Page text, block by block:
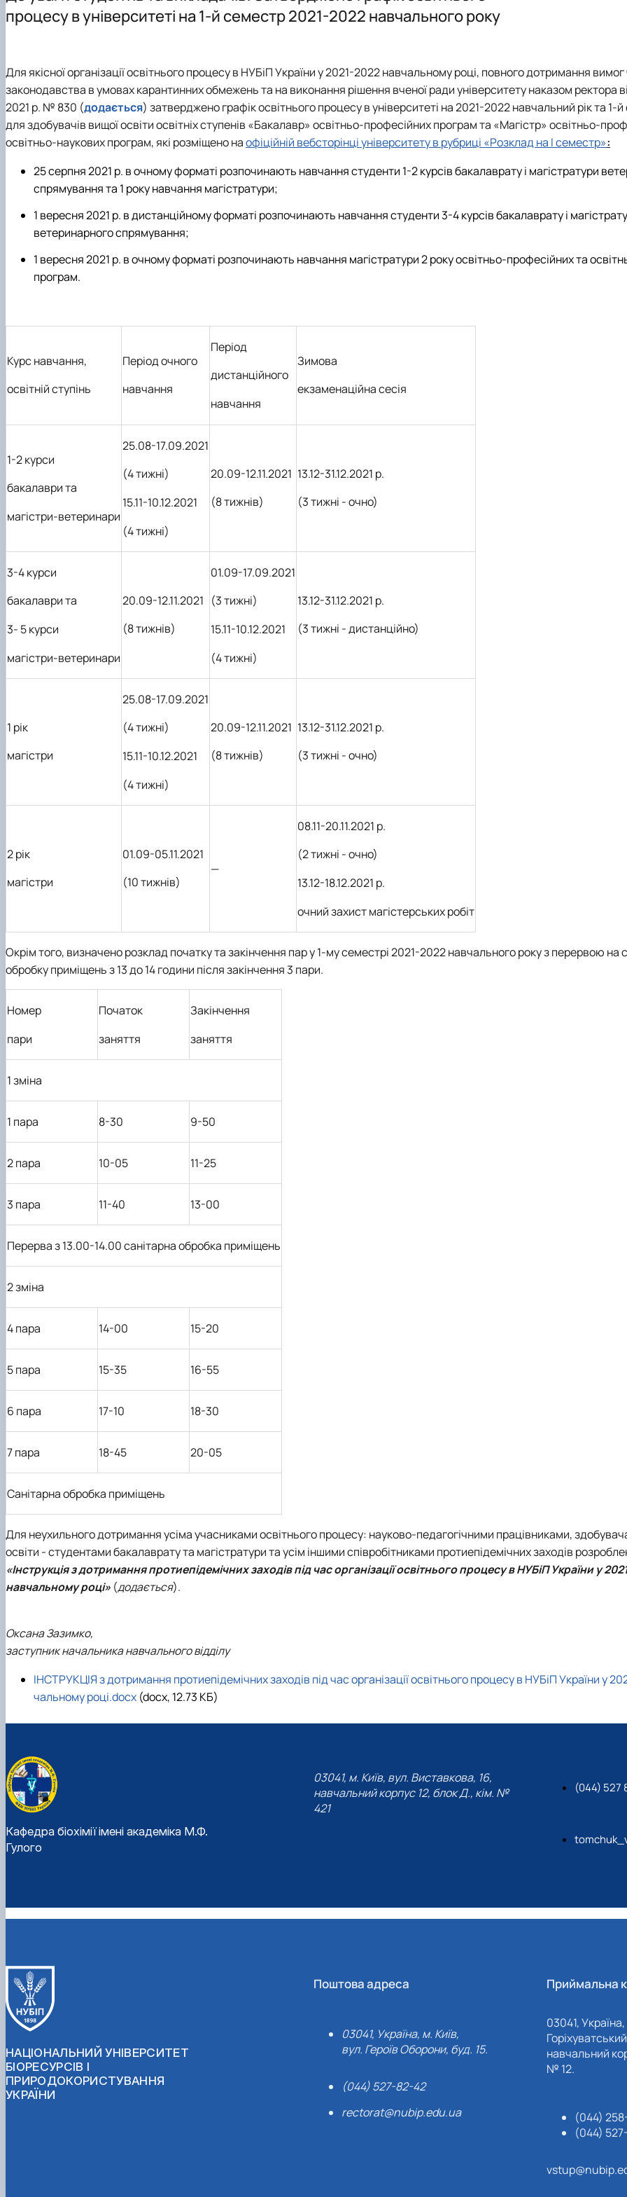
Міжкафедральна навчально-наукова лабораторія ветеринарно діагностичних дослідже…
Навчально-методична робота
Науковий гурток «Ветеринарна клінічна біохімія»
Науковий гурток «Вивчення молекулярно-біологічних механізмів регуляції обміну р…
Фотогалерея
процесу в університеті на 1-й семестр 2021-2022 навчального року
Для якісної організації освітнього процесу в НУБіП України у 2021-2022 навчальному році, повного дотримання
законодавства в умовах карантинних обмежень та на виконання рішення вченої ради університетунаказом ректора
2021 р. № 830 (додається) затверджено графік освітнього процесу в університеті на 2021-2022 навчальний рік та 1-
для здобувачів вищої освіти освітніх ступенів «Бакалавр» освітньо-професійних програм та «Магістр» освітньо-
освітньо-наукових програм, які розміщено наофіційній вебсторінці університету в рубриці «Розклад на І семестр»:
25 серпня 2021 р. в очному форматі розпочинають навчання студенти 1-2 курсів бакалаврату і магістратури
спрямування та 1 року навчання магістратури;
1 вересня 2021 р. в дистанційному форматі розпочинають навчання студенти 3-4 курсів бакалаврату і
ветеринарного спрямування;
1 вересня 2021 р. в очному форматі розпочинають навчання магістратури 2 року освітньо-професійних та
програм.
Курс навчання,
освітній ступінь
Період очного
навчання
Період
дистанційного
навчання
Зимова
екзаменаційна сесія
1-2 курси
бакалаври та
магістри-ветеринари
25.08-17.09.2021
(4 тижні)
15.11-10.12.2021
(4 тижні)
20.09-12.11.2021
(8 тижнів)
13.12-31.12.2021 р.
(3 тижні - очно)
3-4 курси
бакалаври та
3- 5 курси
магістри-ветеринари
20.09-12.11.2021
(8 тижнів)
01.09-17.09.2021
(3 тижні)
15.11-10.12.2021
(4 тижні)
13.12-31.12.2021 р.
(3 тижні - дистанційно)
1 рік
магістри
25.08-17.09.2021
(4 тижні)
15.11-10.12.2021
(4 тижні)
20.09-12.11.2021
(8 тижнів)
13.12-31.12.2021 р.
(3 тижні - очно)
2 рік
магістри
01.09-05.11.2021
(10 тижнів)
—
08.11-20.11.2021 р.
(2 тижні - очно)
13.12-18.12.2021 р.
очний захист магістерських робіт
Окрім того, визначено розклад початку та закінчення пар у 1-му семестрі 2021-2022 навчального року з перервою на
обробку приміщень з 13 до 14 години після закінчення 3 пари.
Номер
пари
Початок
заняття
Закінчення
заняття
1 зміна
1 пара 8-30 9-50
2 пара 10-05 11-25
3 пара 11-40 13-00
Перерва з 13.00-14.00 санітарна обробка приміщень
2 зміна
4 пара 14-00 15-20
5 пара 15-35 16-55
6 пара 17-10 18-30
7 пара 18-45 20-05
Санітарна обробка приміщень
Для неухильного дотримання усіма учасниками освітнього процесу: науково-педагогічними працівниками,
освіти - студентами бакалаврату та магістратури та усім іншими співробітниками протиепідемічних заходів
«Інструкція з дотримання протиепідемічних заходів під час організації освітнього процесу в НУБіП України у
навчальному році» (додається).
Оксана Зазимко,
заступник начальника навчального відділу
ІНСТРУКЦІЯ з дотримання протиепідемічних заходів під час організації освітнього процесу в НУБіП України у
чальному році.docx (docx, 12.73 КБ)
Кафедра біохімії імені академіка М.Ф.
Гулого
03041, м. Київ, вул. Виставкова, 16,
навчальний корпус 12, блок Д., кім. №
421
(044) 527
НАЦІОНАЛЬНИЙ УНІВЕРСИТЕТ
БІОРЕСУРСІВ І
ПРИРОДОКОРИСТУВАННЯ
УКРАЇНИ
Поштова адреса
03041, Україна, м. Київ,
вул. Героїв Оборони, буд. 15.
(044) 527-82-42
rectorat@nubip.edu.ua
Приймальна
03041,
навчальний
№ 12.
(044)
(044)